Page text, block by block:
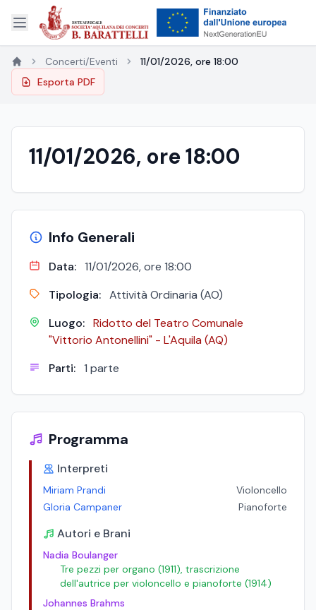
Concerti/Eventi
11/01/2026, ore 18:00
Esporta PDF
11/01/2026, ore 18:00
Info Generali
Data: 11/01/2026, ore 18:00
Tipologia: Attività Ordinaria (AO)
Luogo: Ridotto del Teatro Comunale
"Vittorio Antonellini" - L'Aquila (AQ)
Parti: 1 parte
Programma
Interpreti
Miriam Prandi
Violoncello
Gloria Campaner
Pianoforte
Autori e Brani
Nadia Boulanger
Tre pezzi per organo (1911), trascrizione
dell'autrice per violoncello e pianoforte (1914)
Johannes Brahms